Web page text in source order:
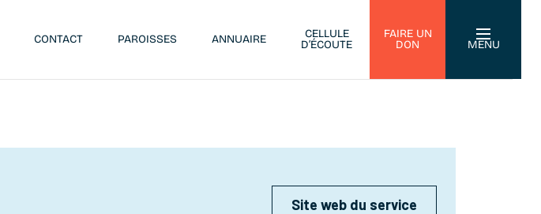
CONTACT PAROISSES ANNUAIRE
CELLULE
D’ÉCOUTE
FAIRE UN
DON
MENU
Site web du service